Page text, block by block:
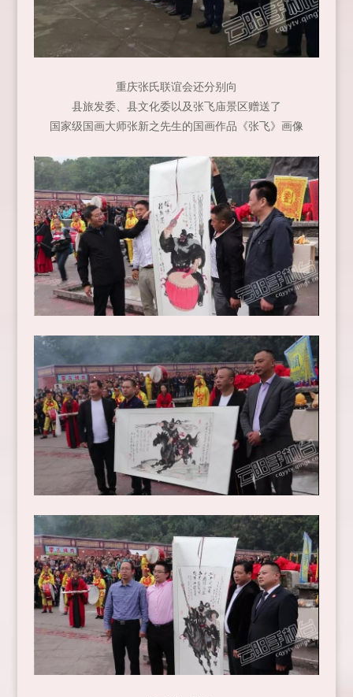
重庆张氏联谊会还分别向
县旅发委、县文化委以及张飞庙景区赠送了
国家级国画大师张新之先生的国画作品《张飞》画像